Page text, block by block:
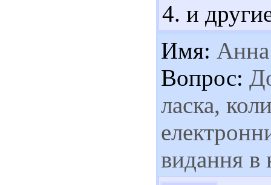
4. и
Имя: Анна
Вопрос:
ласка,
видання в